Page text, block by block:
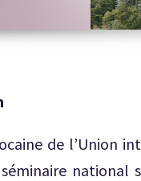
de l’Union
national